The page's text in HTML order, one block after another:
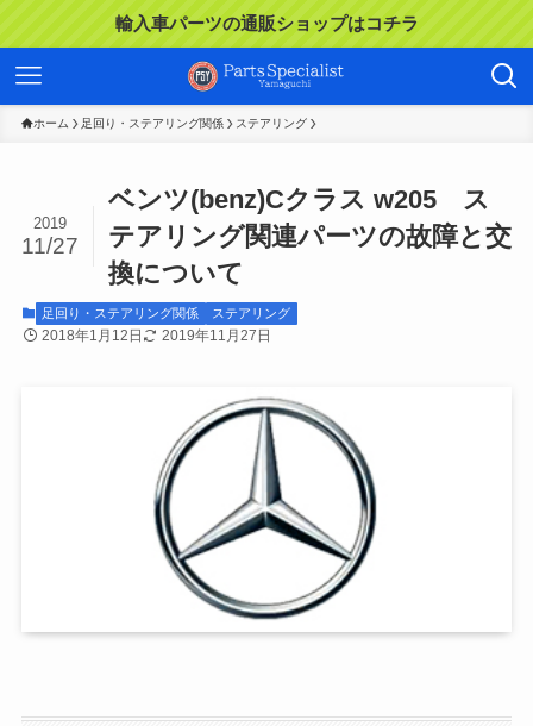
輸入車パーツの通販ショップはコチラ
ホーム 足回り・ステアリング関係 ステアリング
ベンツ(benz)Cクラス w205 ス
テアリング関連パーツの故障と交
換について
2019
11/27
足回り・ステアリング関係 ステアリング
2018年1月12日 2019年11月27日